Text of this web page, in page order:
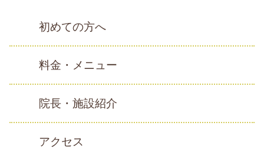
初めての方へ
料金・メニュー
院長・施設紹介
アクセス